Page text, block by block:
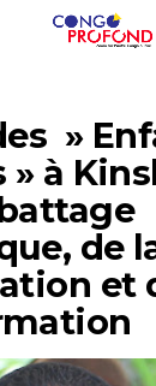
»
à
de
et